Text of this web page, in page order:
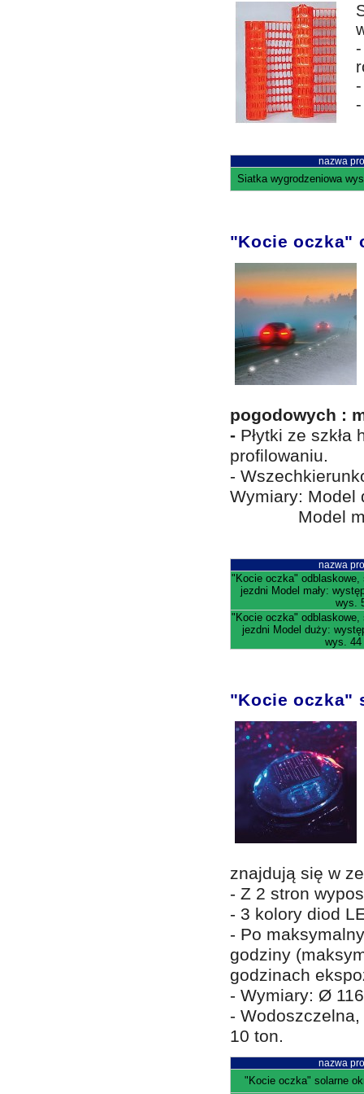
nazwa
Siatka wygrodzeniowa
"Kocie oczka"
pogodowych :
- Płytki ze
profilowaniu.
-
Wymiary: Model
Model mały:
nazwa
"Kocie oczka"
jezdni Model mały:
wys.
"Kocie oczka"
jezdni Model duży:
wys. 44
"Kocie oczka"
znajdują się w
- Z 2 stron
- 3 kolory diod
- Po
godziny
godzinach
- Wymiary: Ø
-
10 ton.
nazwa
"Kocie oczka" solarne